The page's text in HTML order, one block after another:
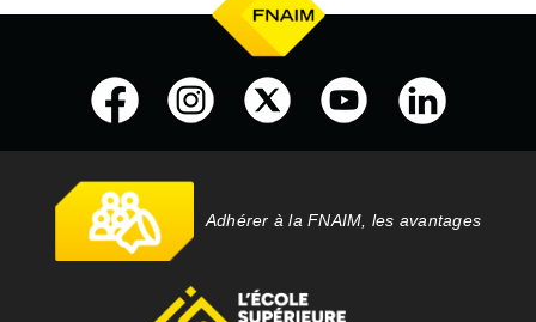
Adhérer à la FNAIM, les avantages